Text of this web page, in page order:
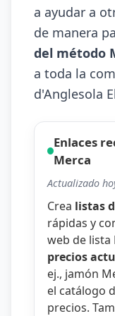
a ayudar a
de manera
del método
a toda la
d'Anglesola
Enlaces
Merca
Actualizado
Crea listas
rápidas y
web de lista
precios
ej., jamón
el catálogo
precios.